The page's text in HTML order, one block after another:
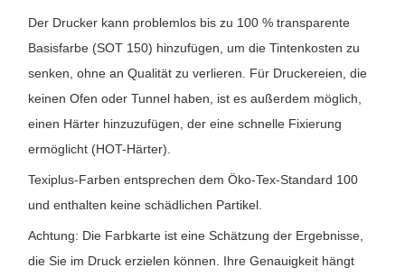
Der Drucker kann problemlos bis zu 100 % transparente
Basisfarbe (SOT 150) hinzufügen, um die Tintenkosten zu
senken, ohne an Qualität zu verlieren. Für Druckereien, die
keinen Ofen oder Tunnel haben, ist es außerdem möglich,
einen Härter hinzuzufügen, der eine schnelle Fixierung
ermöglicht (HOT-Härter).
Texiplus-Farben entsprechen dem Öko-Tex-Standard 100
und enthalten keine schädlichen Partikel.
Achtung: Die Farbkarte ist eine Schätzung der Ergebnisse,
die Sie im Druck erzielen können. Ihre Genauigkeit hängt